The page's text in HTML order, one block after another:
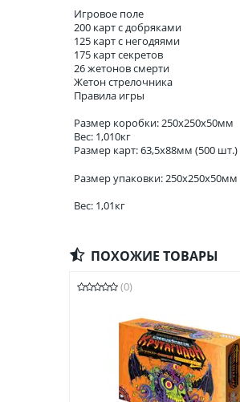
Игровое поле
200 карт с добряками
125 карт с негодяями
175 карт секретов
26 жетонов смерти
Жетон стрелочника
Правила игры
Размер коробки: 250x250x50мм
Вес: 1,010кг
Размер карт: 63,5x88мм (500 шт.)
Размер упаковки: 250x250x50мм
Вес: 1,01кг
ПОХОЖИЕ ТОВАРЫ
(0)